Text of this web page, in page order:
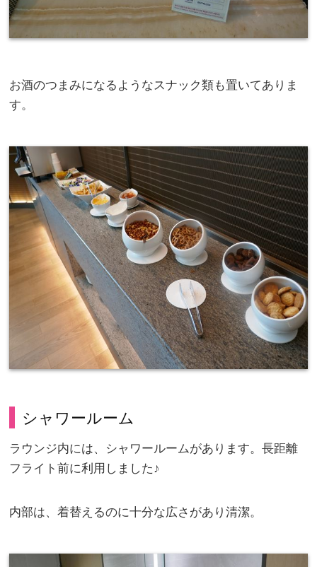
お酒のつまみになるようなスナック類も置いてありま
す。
シャワールーム
ラウンジ内には、シャワールームがあります。長距離
フライト前に利用しました♪
内部は、着替えるのに十分な広さがあり清潔。